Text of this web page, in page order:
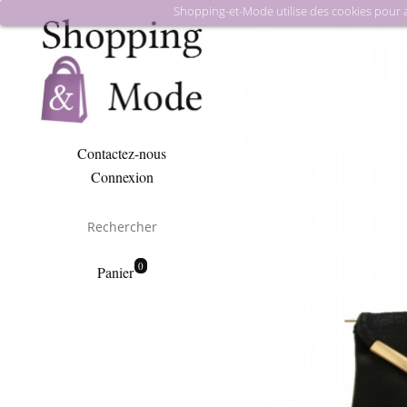
Contactez-nous
Connexion
Panier 0
Shopping-et-Mode utilise des cookies pour